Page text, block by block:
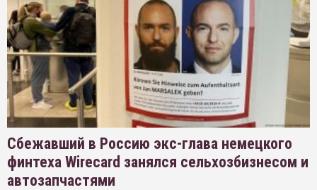
Сбежавший в Россию экс-глава немецкого
финтеха Wirecard занялся сельхозбизнесом и
автозапчастями